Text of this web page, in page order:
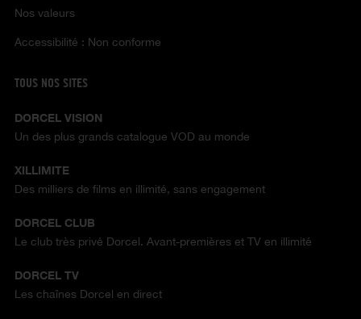
Nos valeurs
Accessibilité : Non conforme
TOUS NOS SITES
DORCEL VISION
Un des plus grands catalogue VOD au monde
XILLIMITE
Des milliers de films en illimité, sans engagement
DORCEL CLUB
Le club très privé Dorcel. Avant-premières et TV en illimité
DORCEL TV
Les chaînes Dorcel en direct